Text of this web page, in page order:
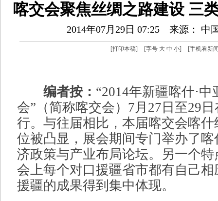
喀交会聚焦丝绸之路建设 三
2014年07月29日 07:25 来源： 中
[打印本稿] [字号 大 中 小] [手机看新
编者按： “2014年新疆喀什·
会”（简称喀交会）7月27日至29
行。与往届相比，本届喀交会喀
位被凸显，展会期间专门举办了
济政策与产业布局论坛。另一个
会上每个对口援疆省市都有自己
援疆的成果得到集中体现。